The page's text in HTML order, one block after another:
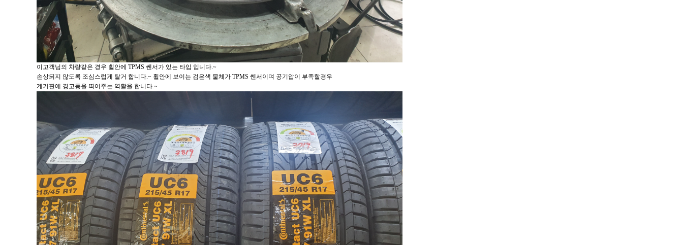
이고객님의 차량같은 경우 휠안에 TPMS 쎈서가 있는 타입 입니다.~
손상되지 않도록 조심스럽게 탈거 합니다.~ 휠안에 보이는 검은색 물체가 TPMS 쎈서이며 공기압이 부족할경우
계기판에 경고등을 띄어주는 역활을 합니다.~